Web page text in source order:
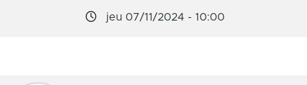
jeu 07/11/2024 - 10:00